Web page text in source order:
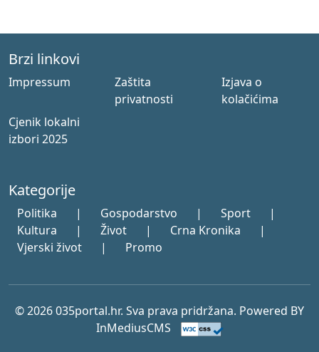
Brzi linkovi
Impressum
Zaštita
privatnosti
Izjava o
kolačićima
Cjenik lokalni
izbori 2025
Kategorije
Politika | Gospodarstvo | Sport
|
Kultura
| Život | Crna Kronika
|
Vjerski život
| Promo
© 2026 035portal.hr. Sva prava pridržana. Powered BY
InMediusCMS